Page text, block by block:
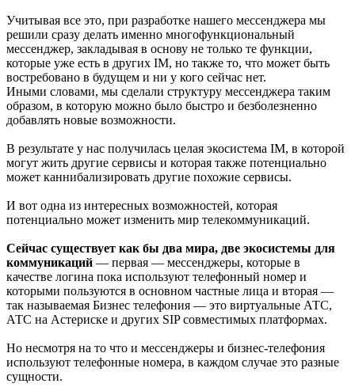
Учитывая все это, при разработке нашего мессенджера мы
решили сразу делать именно многофункциональный
мессенджер, закладывая в основу не только те функции,
которые уже есть в других IM, но также то, что может быть
востребовано в будущем и ни у кого сейчас нет.
Иными словами, мы сделали структуру мессенджера таким
образом, в которую можно было быстро и безболезненно
добавлять новые возможности.
В результате у нас получилась целая экосистема IM, в которой
могут жить другие сервисы и которая также потенциально
может каннибализировать другие похожие сервисы.
И вот одна из интересных возможностей, которая
потенциально может изменить мир телекоммуникаций.
Сейчас существует как бы два мира, две экосистемы для
коммуникаций — первая — мессенджеры, которые в
качестве логина пока используют телефонный номер и
которыми пользуются в основном частные лица и вторая —
так называемая Бизнес телефония — это виртуальные АТС,
АТС на Астериске и других SIP совместимых платформах.
Но несмотря на то что и мессенджеры и бизнес-телефония
используют телефонные номера, в каждом случае это разные
сущности.